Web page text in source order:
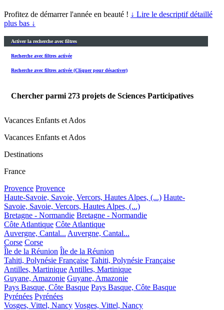
Profitez de démarrer l'année en beauté ! ↓ Lire le descriptif détaillé
plus bas ↓
Activer la recherche avec filtres
Recherche avec filtres activée
Recherche avec filtres activée (Cliquer pour désactiver)
Chercher parmi 273 projets de Sciences Participatives
Vacances Enfants et Ados
Vacances Enfants et Ados
Destinations
France
Provence Provence
Haute-Savoie, Savoie, Vercors, Hautes Alpes, (...) Haute-
Savoie, Savoie, Vercors, Hautes Alpes, (...)
Bretagne - Normandie Bretagne - Normandie
Côte Atlantique Côte Atlantique
Auvergne, Cantal... Auvergne, Cantal...
Corse Corse
Île de la Réunion Île de la Réunion
Tahiti, Polynésie Française Tahiti, Polynésie Française
Antilles, Martinique Antilles, Martinique
Guyane, Amazonie Guyane, Amazonie
Pays Basque, Côte Basque Pays Basque, Côte Basque
Pyrénées Pyrénées
Vosges, Vittel, Nancy Vosges, Vittel, Nancy